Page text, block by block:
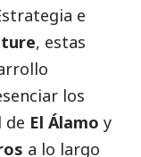
e
, estas
los
de El Álamo y
a lo largo